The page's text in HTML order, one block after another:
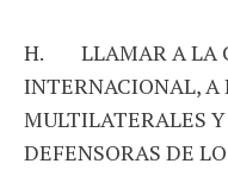
H. LLAMAR A LA
INTERNACIONAL, A
MULTILATERALES
DEFENSORAS DE